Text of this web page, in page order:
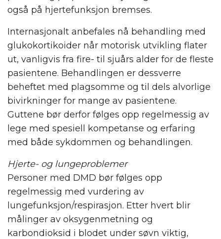
også på hjertefunksjon bremses.
Internasjonalt anbefales nå behandling med
glukokortikoider når motorisk utvikling flater
ut, vanligvis fra fire- til sjuårs alder for de fleste
pasientene. Behandlingen er dessverre
beheftet med plagsomme og til dels alvorlige
bivirkninger for mange av pasientene.
Guttene bør derfor følges opp regelmessig av
lege med spesiell kompetanse og erfaring
med både sykdommen og behandlingen.
Hjerte- og lungeproblemer
Personer med DMD bør følges opp
regelmessig med vurdering av
lungefunksjon/respirasjon. Etter hvert blir
målinger av oksygenmetning og
karbondioksid i blodet under søvn viktig,